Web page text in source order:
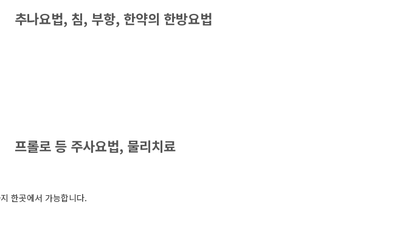
추나요법, 침, 부항, 한약의 한방요법
프롤로 등 주사요법, 물리치료
한곳에서 가능합니다.